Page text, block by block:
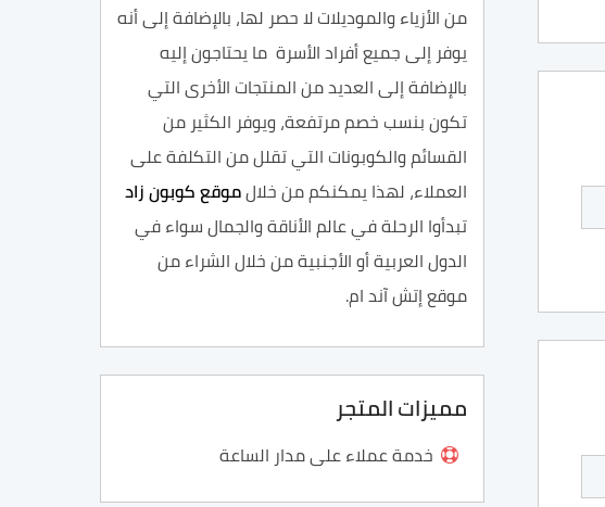
من الأزياء والموديلات لا حصر لها، بالإضافة إلى أنه
يوفر إلى جميع أفراد الأسرة ما يحتاجون إليه
بالإضافة إلى العديد من المنتجات الأخرى التي
تكون بنسب خصم مرتفعة، ويوفر الكثير من
القسائم والكوبونات التي تقلل من التكلفة على
العملاء، لهذا يمكنكم من خلالموقع كوبون زاد
تبدأوا الرحلة في عالم الأناقة والجمال سواء في
الدول العربية أو الأجنبية من خلال الشراء من
موقع إتش آند ام.
مميزات المتجر
خدمة عملاء على مدار الساعة